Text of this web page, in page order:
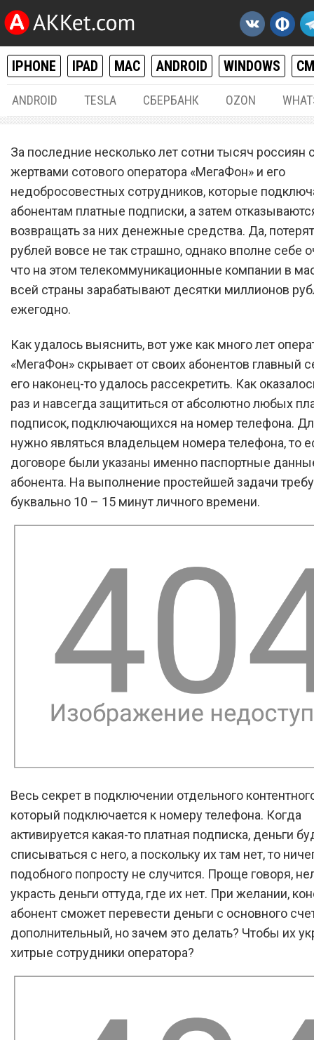
IPHONE IPAD MAC ANDROID WINDOWS
ANDROID TESLA СБЕРБАНК OZON
Главный секрет, который
скрывает от абонентов
оператор «МегаФон»
За последние несколько лет сотни тысяч россиян
жертвами сотового оператора «МегаФон» и его
недобросовестных сотрудников, которые
абонентам платные подписки, а затем
возвращать за них денежные средства. Да,
рублей вовсе не так страшно, однако вполне себе
что на этом телекоммуникационные компании в
всей страны зарабатывают десятки миллионов
ежегодно.
Как удалось выяснить, вот уже как много лет
«МегаФон» скрывает от своих абонентов главный
его наконец-то удалось рассекретить. Как
раз и навсегда защититься от абсолютно любых
подписок, подключающихся на номер телефона.
нужно являться владельцем номера телефона, то
договоре были указаны именно паспортные
абонента. На выполнение простейшей задачи
буквально 10 – 15 минут личного времени.
Весь секрет в подключении отдельного
который подключается к номеру телефона. Когда
активируется какая-то платная подписка, деньги
списываться с него, а поскольку их там нет, то
подобного попросту не случится. Проще говоря,
украсть деньги оттуда, где их нет. При желании,
абонент сможет перевести деньги с основного
дополнительный, но зачем это делать? Чтобы их
хитрые сотрудники оператора?